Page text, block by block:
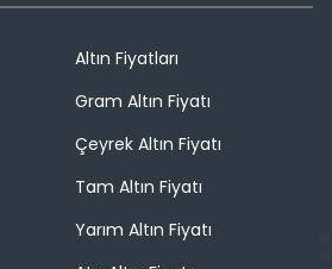
Altın Fiyatları
Gram Altın Fiyatı
Çeyrek Altın Fiyatı
Tam Altın Fiyatı
Yarım Altın Fiyatı